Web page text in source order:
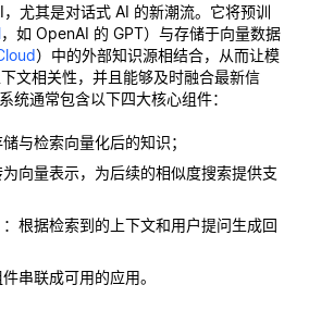
尤其是对话式 AI 的新潮流。它将预训
，如 OpenAI 的 GPT）与存储于向量数据
）中的外部知识源相结合，从而让模
文相关性，并且能够及时融合最新信
统通常包含以下四大核心组件：
与检索向量化后的知识；
向量表示，为后续的相似度搜索提供支
根据检索到的上下文和用户提问生成回
串联成可用的应用。